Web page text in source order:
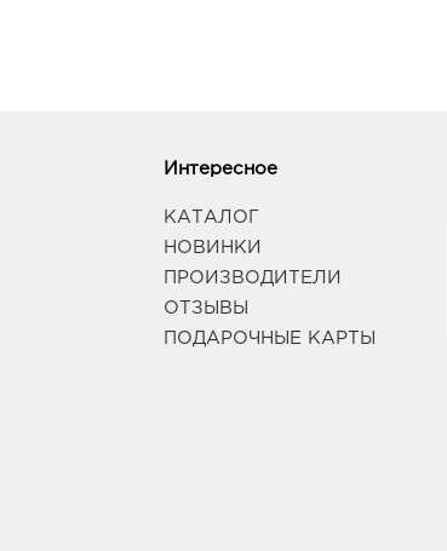
Интересное
КАТАЛОГ
НОВИНКИ
ПРОИЗВОДИТЕЛИ
ОТЗЫВЫ
ПОДАРОЧНЫЕ КАРТЫ